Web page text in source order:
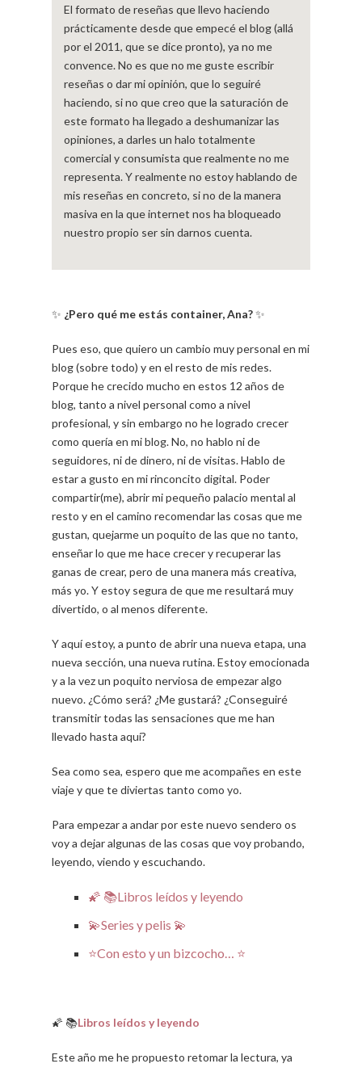
El formato de reseñas que llevo haciendo
prácticamente desde que empecé el blog (allá
por el 2011, que se dice pronto), ya no me
convence. No es que no me guste escribir
reseñas o dar mi opinión, que lo seguiré
haciendo, si no que creo que la saturación de
este formato ha llegado a deshumanizar las
opiniones, a darles un halo totalmente
comercial y consumista que realmente no me
representa. Y realmente no estoy hablando de
mis reseñas en concreto, si no de la manera
masiva en la que internet nos ha bloqueado
nuestro propio ser sin darnos cuenta.
✨ ¿Pero qué me estás container, Ana?✨
Pues eso, que quiero un cambio muy personal en mi
blog (sobre todo) y en el resto de mis redes.
Porque he crecido mucho en estos 12 años de
blog, tanto a nivel personal como a nivel
profesional, y sin embargo no he logrado crecer
como quería en mi blog. No, no hablo ni de
seguidores, ni de dinero, ni de visitas. Hablo de
estar a gusto en mi rinconcito digital. Poder
compartir(me), abrir mi pequeño palacio mental al
resto y en el camino recomendar las cosas que me
gustan, quejarme un poquito de las que no tanto,
enseñar lo que me hace crecer y recuperar las
ganas de crear, pero de una manera más creativa,
más yo. Y estoy segura de que me resultará muy
divertido, o al menos diferente.
Y aquí estoy, a punto de abrir una nueva etapa, una
nueva sección, una nueva rutina. Estoy emocionada
y a la vez un poquito nerviosa de empezar algo
nuevo. ¿Cómo será? ¿Me gustará? ¿Conseguiré
transmitir todas las sensaciones que me han
llevado hasta aquí?
Sea como sea, espero que me acompañes en este
viaje y que te diviertas tanto como yo.
Para empezar a andar por este nuevo sendero os
voy a dejar algunas de las cosas que voy probando,
leyendo, viendo y escuchando.
🌠 📚Libros leídos y leyendo
💫Series y pelis 💫
⭐Con esto y un bizcocho… ⭐
🌠 📚Libros leídos y leyendo
Este año me he propuesto retomar la lectura, ya